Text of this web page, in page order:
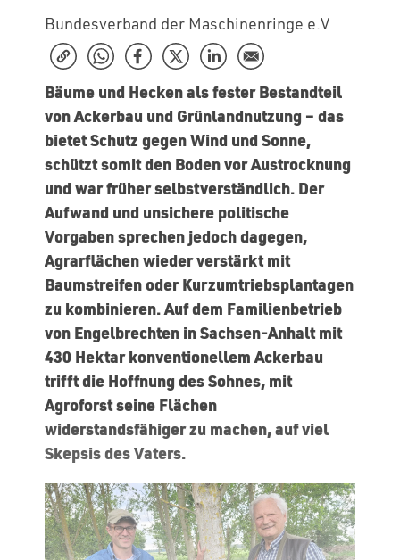
Bundesverband der Maschinenringe e.V
Bäume und Hecken als fester Bestandteil
von Ackerbau und Grünlandnutzung – das
bietet Schutz gegen Wind und Sonne,
schützt somit den Boden vor Austrocknung
und war früher selbstverständlich. Der
Aufwand und unsichere politische
Vorgaben sprechen jedoch dagegen,
Agrarflächen wieder verstärkt mit
Baumstreifen oder Kurzumtriebsplantagen
zu kombinieren. Auf dem Familienbetrieb
von Engelbrechten in Sachsen-Anhalt mit
430 Hektar konventionellem Ackerbau
trifft die Hoffnung des Sohnes, mit
Agroforst seine Flächen
widerstandsfähiger zu machen, auf viel
Skepsis des Vaters.